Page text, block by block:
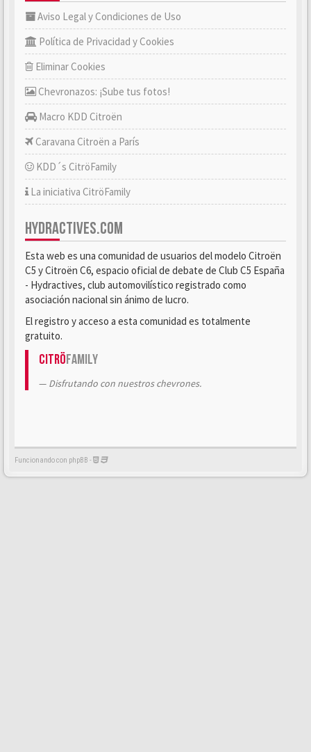
Aviso Legal y Condiciones de Uso
Política de Privacidad y Cookies
Eliminar Cookies
Chevronazos: ¡Sube tus fotos!
Macro KDD Citroën
Caravana Citroën a París
KDD´s CitröFamily
La iniciativa CitröFamily
HYDRACTIVES.COM
Esta web es una comunidad de usuarios del modelo Citroën
C5 y Citroën C6, espacio oficial de debate de Club C5 España
- Hydractives, club automovilístico registrado como
asociación nacional sin ánimo de lucro.
El registro y acceso a esta comunidad es totalmente
gratuito.
CitröFamily
Disfrutando con nuestros chevrones.
Funcionando con phpBB -